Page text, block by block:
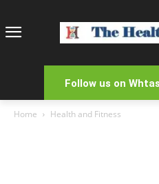
Follow us on
Home Health and Fitness